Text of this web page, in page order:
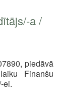
a /
piedāvā
Finanšu
ei.